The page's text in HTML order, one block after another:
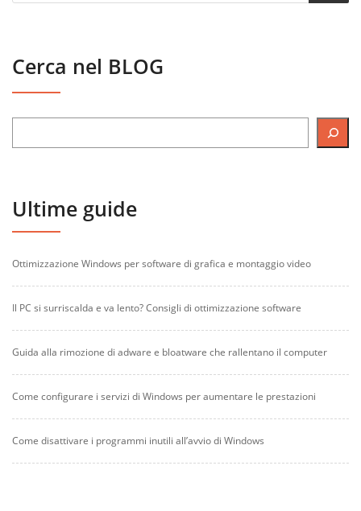
Cerca nel BLOG
Ultime guide
Ottimizzazione Windows per software di grafica e montaggio video
Il PC si surriscalda e va lento? Consigli di ottimizzazione software
Guida alla rimozione di adware e bloatware che rallentano il computer
Come configurare i servizi di Windows per aumentare le prestazioni
Come disattivare i programmi inutili all’avvio di Windows